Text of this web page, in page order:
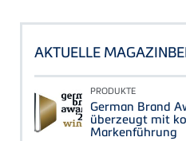
AKTUELLE
PRODUKTE
German Brand
überzeugt mit
Markenführung